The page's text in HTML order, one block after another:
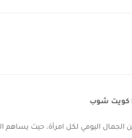
الجمال اليومي لكل امرأة، حيث يساهم